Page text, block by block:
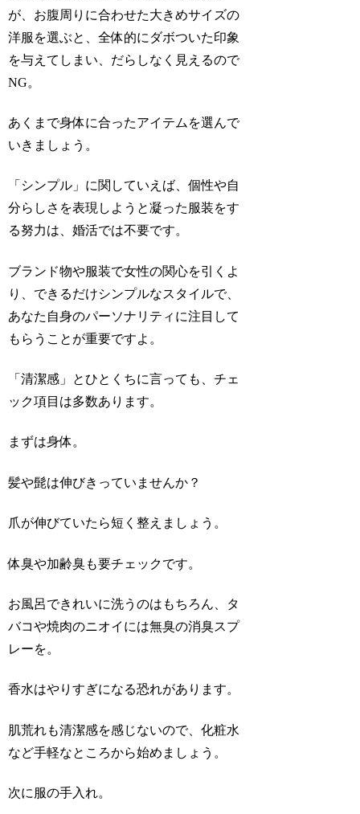
が、お腹周りに合わせた大きめサイズの
洋服を選ぶと、全体的にダボついた印象
を与えてしまい、だらしなく見えるので
NG。
あくまで身体に合ったアイテムを選んで
いきましょう。
「シンプル」に関していえば、個性や自
分らしさを表現しようと凝った服装をす
る努力は、婚活では不要です。
ブランド物や服装で女性の関心を引くよ
り、できるだけシンプルなスタイルで、
あなた自身のパーソナリティに注目して
もらうことが重要ですよ。
「清潔感」とひとくちに言っても、チェ
ック項目は多数あります。
まずは身体。
髪や髭は伸びきっていませんか？
爪が伸びていたら短く整えましょう。
体臭や加齢臭も要チェックです。
お風呂できれいに洗うのはもちろん、タ
バコや焼肉のニオイには無臭の消臭スプ
レーを。
香水はやりすぎになる恐れがあります。
肌荒れも清潔感を感じないので、化粧水
など手軽なところから始めましょう。
次に服の手入れ。